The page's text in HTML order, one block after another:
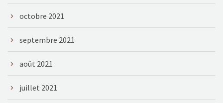
octobre 2021
septembre 2021
août 2021
juillet 2021